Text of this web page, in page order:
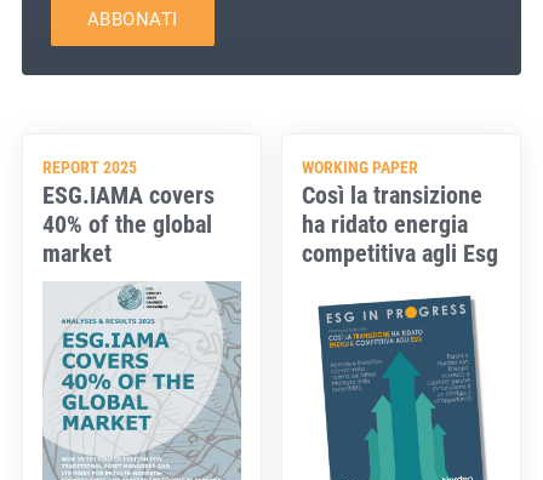
ABBONATI
REPORT 2025
ESG.IAMA covers
40% of the global
market
WORKING PAPER
Così la transizione
ha ridato energia
competitiva agli Esg